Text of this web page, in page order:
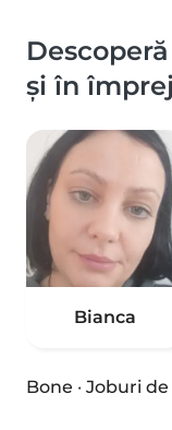
și în
Bianca
Bone · Joburi